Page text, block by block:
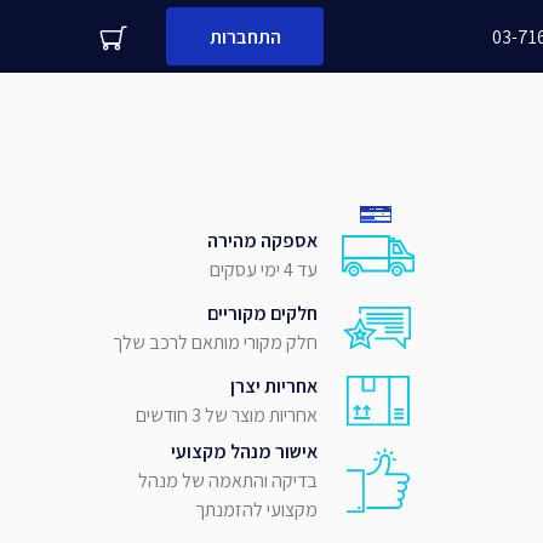
התחברות 03-
שלח
אספקה מהירה
עד 4 ימי עסקים
חלקים מקוריים
חלק מקורי מותאם לרכב שלך
אחריות יצרן
אחריות מוצר של 3 חודשים
אישור מנהל מקצועי
בדיקה והתאמה של מנהל
מקצועי להזמנתך